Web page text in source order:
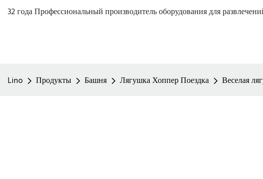
32 года Профессиональный производитель оборудования для
Lino Продукты Башня Лягушка Хоппер Поездка Веселая